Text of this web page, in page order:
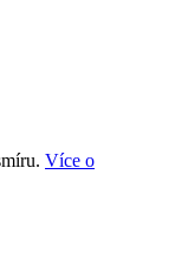
Více o